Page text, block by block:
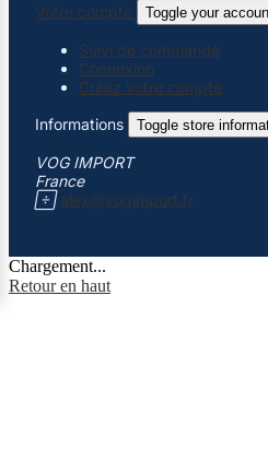
Votre compte
Toggle your
Suivi de commande
Connexion
Créez votre compte
Informations
Toggle store
VOG IMPORT
France
 alex@vogimport.fr
Chargement...
Retour en haut